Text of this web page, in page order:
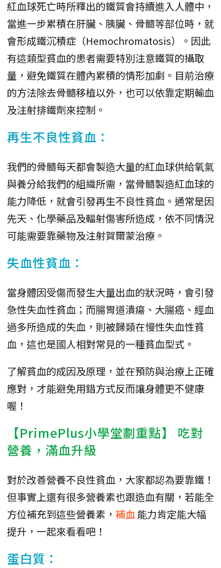
紅血球死亡時所釋出的鐵質會持續進入人體中，
當進一步累積在肝臟、胰臟、骨髓等部位時，就
會形成鐵沉積症（Hemochromatosis）。因此
有這類型貧血的患者需要特別注意鐵質的攝取
量，避免鐵質在體內累積的情形加劇。目前治療
的方法除去骨髓移植以外，也可以依靠定期輸血
及注射排鐵劑來控制。
再生不良性貧血：
我們的骨髓每天都會製造大量的紅血球供給氧氣
與養分給我們的組織所需，當骨髓製造紅血球的
能力降低，就會引發再生不良性貧血。通常是因
先天、化學藥品及輻射傷害所造成，依不同情況
可能需要靠藥物及注射賀爾蒙治療。
失血性貧血：
當身體因受傷而發生大量出血的狀況時，會引發
急性失血性貧血；而腸胃道潰瘍、大腸癌、經血
過多所造成的失血，則被歸類在慢性失血性貧
血，這也是國人相對常見的一種貧血型式。
了解貧血的成因及原理，並在預防與治療上正確
應對，才能避免用錯方式反而讓身體更不健康
喔！
【PrimePlus小學堂劃重點】 吃對
營養，滿血升級
對於改善營養不良性貧血，大家都認為要靠鐵！
但事實上還有很多營養素也跟造血有關，若能全
方位補充到這些營養素， 補血能力肯定能大幅
提升，一起來看看吧！
蛋白質：